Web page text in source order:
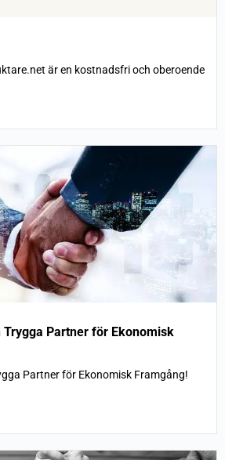
är en kostnadsfri och oberoende
Trygga Partner för Ekonomisk
Partner för Ekonomisk Framgång!